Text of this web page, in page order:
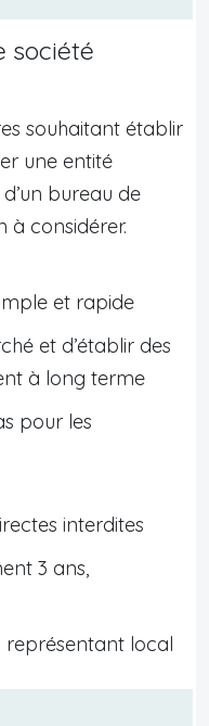
société
souhaitant établir
une entité
bureau de
à considérer.
et rapide
et d’établir des
à long terme
pour les
interdites
3 ans,
représentant local